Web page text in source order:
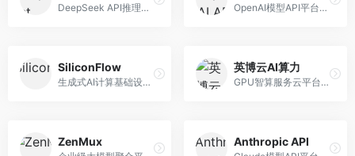
DeepSeek API推理平台，专注于DeepSeek模型服务。面向开发者，提供DeepSeek模型API、高性能推理、低成本服务，推理效率高。 OpenAI模型API平台，提供GPT系列模型服务。面向开发者，提供模型API、微调服务、Assistants API等，是AI开发领域的基础设施。
SiliconFlow
生成式AI计算基础设施平台，专注于模型推理服务。面向开发者和企业，提供多模型API、高性能推理、成本优化等服务，推理性价比高。
英博云AI算力
GPU智算服务云平台，专注于AI算力租赁。面向AI研究者和企业，提供GPU租赁、模型训练、推理服务等，算力资源丰富。
ZenMux Anthropic API